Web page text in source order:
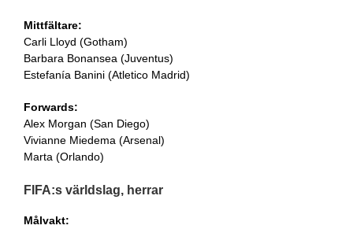
Mittfältare:
Carli Lloyd (Gotham)
Barbara Bonansea (Juventus)
Estefanía Banini (Atletico Madrid)
Forwards:
Alex Morgan (San Diego)
Vivianne Miedema (Arsenal)
Marta (Orlando)
FIFA:s världslag, herrar
Målvakt: